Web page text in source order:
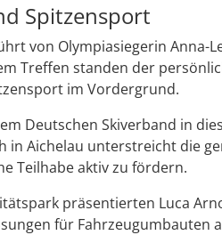
Spitzensport
von Olympiasiegerin
Treffen standen der
im Vordergrund.
Deutschen Skiverband in
in Aichelau unterstreicht die
Teilhabe aktiv zu fördern.
präsentierten Luca
für